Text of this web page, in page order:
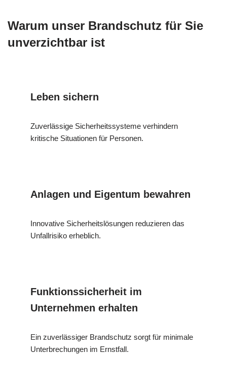
Warum unser Brandschutz für Sie
unverzichtbar ist
Leben sichern
Zuverlässige Sicherheitssysteme verhindern
kritische Situationen für Personen.
Anlagen und Eigentum bewahren
Innovative Sicherheitslösungen reduzieren das
Unfallrisiko erheblich.
Funktionssicherheit im
Unternehmen erhalten
Ein zuverlässiger Brandschutz sorgt für minimale
Unterbrechungen im Ernstfall.